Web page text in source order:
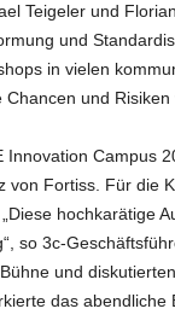
Teigeler und
und
in vielen
und
Innovation Campus
von Fortiss. Für die
hochkarätige
so 3c-
und
das